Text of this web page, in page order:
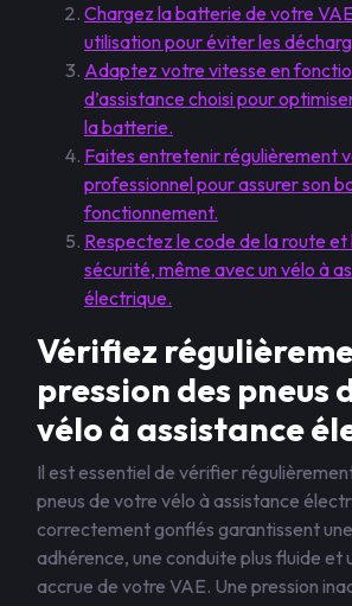
Chargez la batterie de votre
utilisation pour éviter les
Adaptez votre vitesse en
d’assistance choisi pour
la batterie.
Faites entretenir régulièrement
professionnel pour assurer son
fonctionnement.
Respectez le code de la route et
sécurité, même avec un vélo à
électrique.
Vérifiez
pression des pneus
vélo à assistance
Il est essentiel de vérifier
pneus de votre vélo à assistance
correctement gonflés garantissent
adhérence, une conduite plus fluide et
accrue de votre VAE. Une pression